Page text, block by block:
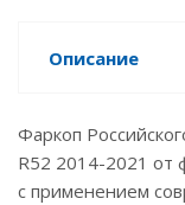
Описание
Фаркоп
R52 2014-2021 от
с применением